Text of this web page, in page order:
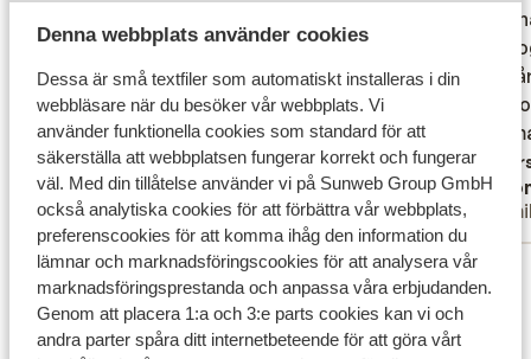
Denna webbplats använder cookies
Dessa är små textfiler som automatiskt installeras i din
webbläsare när du besöker vår webbplats. Vi
använder funktionella cookies som standard för att
säkerställa att webbplatsen fungerar korrekt och fungerar
väl. Med din tillåtelse använder vi på Sunweb Group GmbH
också analytiska cookies för att förbättra vår webbplats,
preferenscookies för att komma ihåg den information du
lämnar och marknadsföringscookies för att analysera vår
marknadsföringsprestanda och anpassa våra erbjudanden.
Genom att placera 1:a och 3:e parts cookies kan vi och
andra parter spåra ditt internetbeteende för att göra vårt
Anonym
Familj
spise
så
fordi
spise
Visa alla 38 omdömen
Läge